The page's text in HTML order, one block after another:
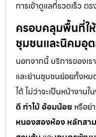
การเข้าดูแลที่รวดเร็ว ตร
ครอบคลุมพื้นที่ใ
ชุมชนและนิคมอุ
นอกจากนี้ บริการของเ
และย่านชุมชนย่อยทั้งห
ได้ ไม่ว่าจะเป็นหน้างานใ
ดี ท่าไม้ อ้อมน้อย หรือย่
หนองสองห้อง หลักสาม